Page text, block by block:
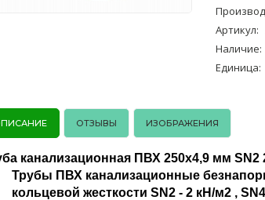
Артикул:
Наличие:
Единица:
ОТЗЫВЫ ИЗОБРАЖЕНИЯ
канализационная ПВХ 250х4,9 мм SN2
Трубы ПВХ канализационные
кольцевой жесткости SN2 - 2 кН/м2 ,